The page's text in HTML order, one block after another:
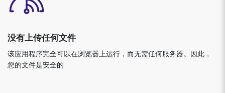
没有上传任何文件
该应用程序完全可以在浏览器上运行，而无需任何服务器。因此，
您的文件是安全的